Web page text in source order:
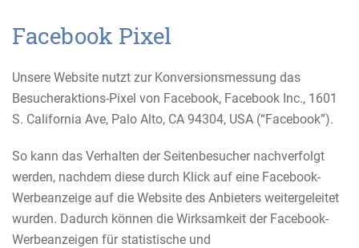
Facebook Pixel
Unsere Website nutzt zur Konversionsmessung das
Besucheraktions-Pixel von Facebook, Facebook Inc., 1601
S. California Ave, Palo Alto, CA 94304, USA (“Facebook”).
So kann das Verhalten der Seitenbesucher nachverfolgt
werden, nachdem diese durch Klick auf eine Facebook-
Werbeanzeige auf die Website des Anbieters weitergeleitet
wurden. Dadurch können die Wirksamkeit der Facebook-
Werbeanzeigen für statistische und